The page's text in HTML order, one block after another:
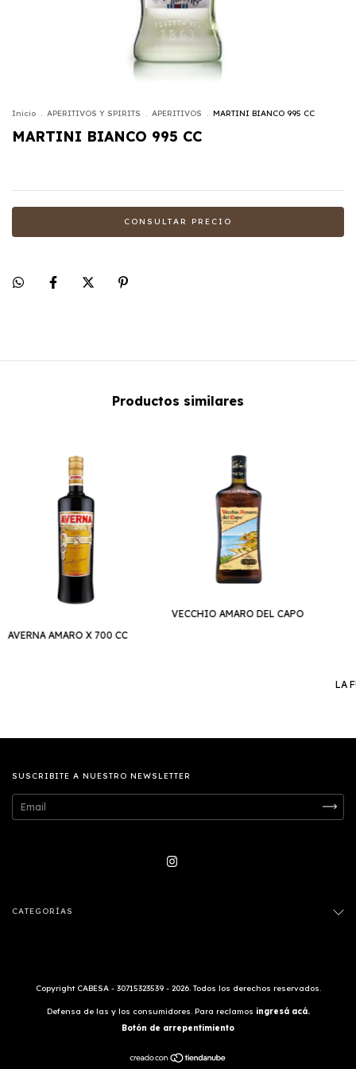
Inicio . APERITIVOS Y SPIRITS . APERITIVOS . MARTINI BIANCO 995 CC
MARTINI BIANCO 995 CC
Productos similares
AVERNA AMARO X 700 CC
VECCHIO AMARO DEL CAPO
LA
SUSCRIBITE A NUESTRO NEWSLETTER
CATEGORÍAS
Copyright CABESA - 30715323539 - 2026. Todos los derechos reservados.
Defensa de las y los consumidores. Para reclamos ingresá acá.
Botón de arrepentimiento